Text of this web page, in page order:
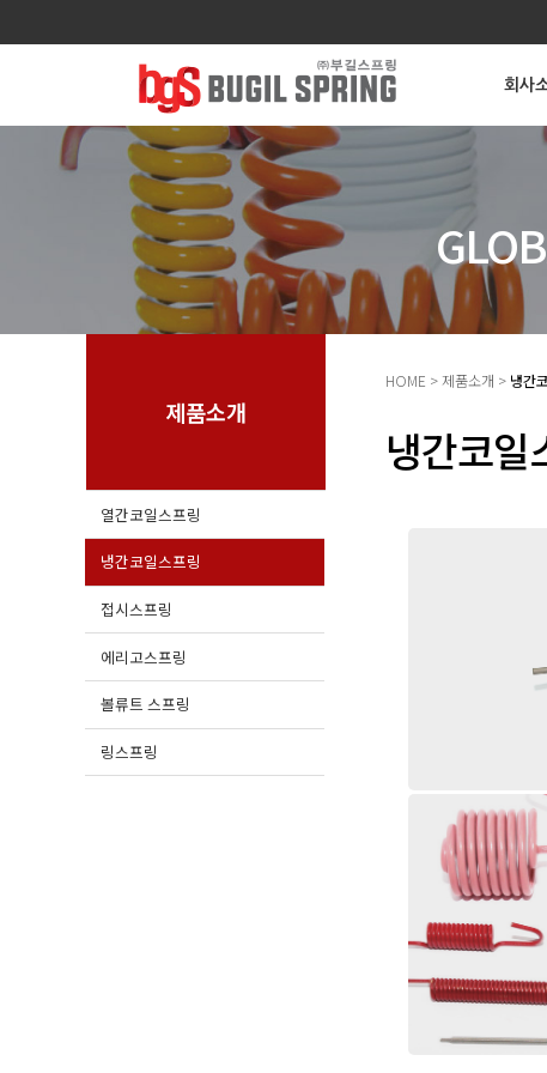
회사
제품소개
열간코일스프링
냉간코일스프링
접시스프링
에리고스프링
볼류트 스프링
링스프링
HOME > 제품소개 > 냉간
냉간코일